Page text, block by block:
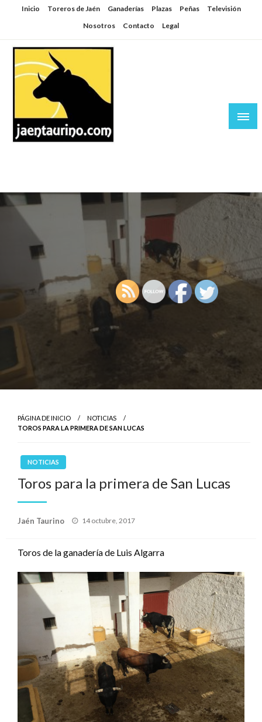
SaltarInicio Toreros de Jaén Ganaderías Plazas Peñas
Televisión
Nosotros
Contacto Legal
PÁGINA DE INICIO
NOTICIAS
TOROS PARA LA PRIMERA DE SAN LUCAS
NOTICIAS
Toros para la primera de San Lucas
Jaén Taurino
Publicado
14 octubre, 2017
Toros de la ganadería de Luis Algarra